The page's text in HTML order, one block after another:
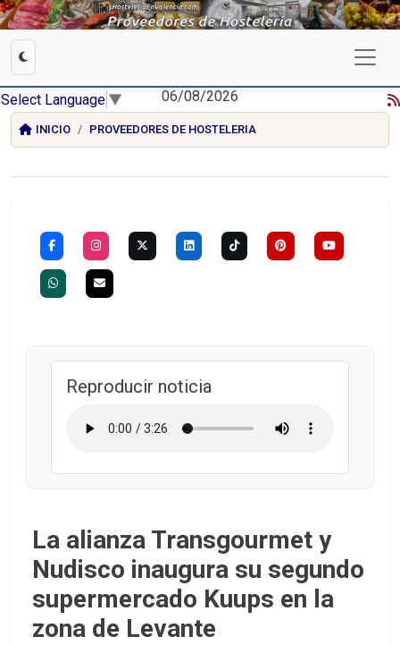
Select Language ▼ 06/08/2026
INICIO PROVEEDORES DE HOSTELERIA
Reproducir noticia
La alianza Transgourmet y
Nudisco inaugura su segundo
supermercado Kuups en la
zona de Levante